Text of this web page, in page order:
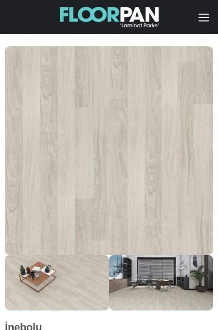
İnebolu